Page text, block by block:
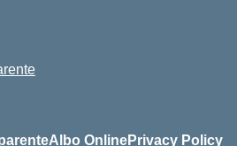
Albo OnlinePrivacy Policy